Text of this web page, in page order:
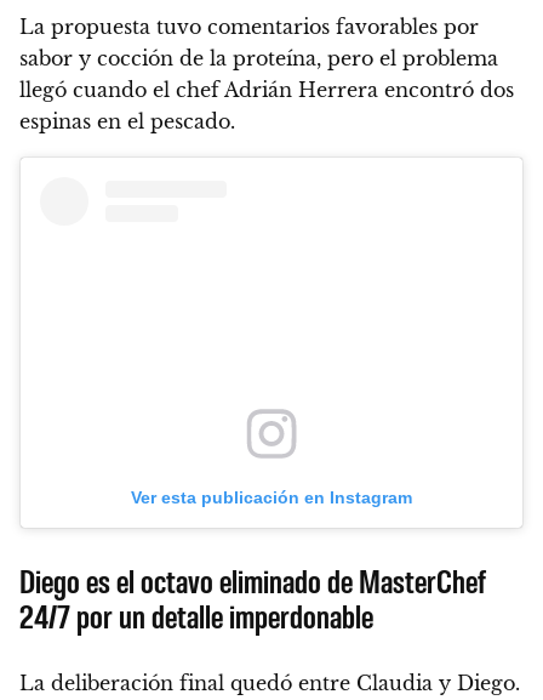
La propuesta tuvo comentarios favorables por
sabor y cocción de la proteína, pero el problema
llegó cuando el chef Adrián Herrera encontró dos
espinas en el pescado.
Ver esta publicación en Instagram
Diego es el octavo eliminado de MasterChef
24/7 por un detalle imperdonable
La deliberación final quedó entre Claudia y Diego.